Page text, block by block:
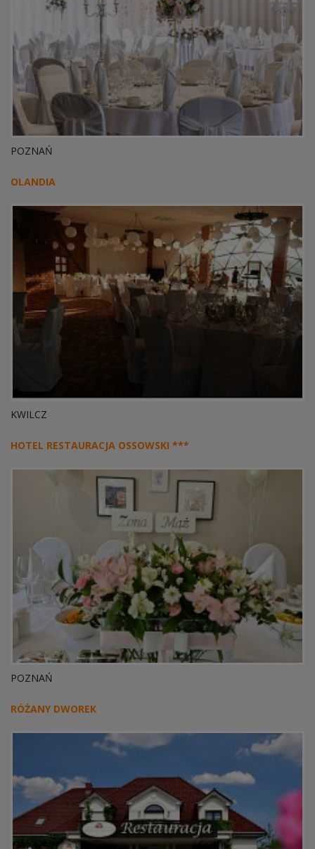
POZNAŃ
OLANDIA
KWILCZ
HOTEL RESTAURACJA OSSOWSKI ***
POZNAŃ
RÓŻANY DWOREK